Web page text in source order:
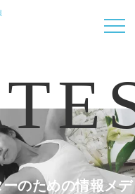
のための情報メデ